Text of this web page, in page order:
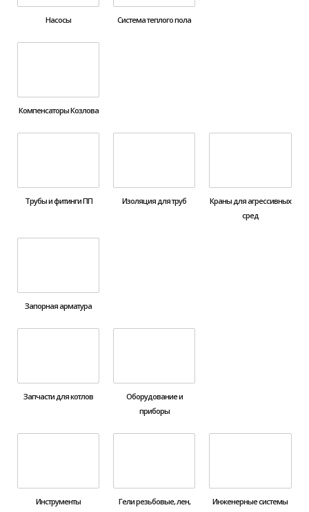
Насосы Система теплого пола
Компенсаторы Козлова
Трубы и фитинги ПП Изоляция для труб
Краны для агрессивных
сред
Запорная арматура
Запчасти для котлов
Оборудование и
приборы
Инструменты
Гели резьбовые, лен,
Инженерные системы